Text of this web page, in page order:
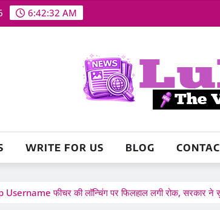
6:42:33 AM
WRITE FOR US BLOG
फीचर की लॉन्चिंग पर फिलहाल लगी रोक, सरकार ने